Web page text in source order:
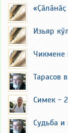
Изьяр
Чикмене
Тарасов
Симек -
Судьба и